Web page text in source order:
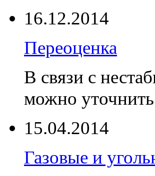
16.12.2014
Переоценка
В связи с
можно
15.04.2014
Газовые и